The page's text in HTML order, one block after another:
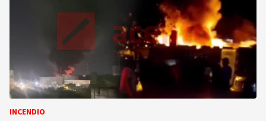
INCENDIO